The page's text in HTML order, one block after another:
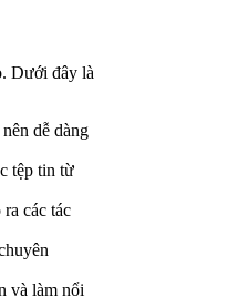
Dưới đây là
dễ dàng
tệp tin từ
các tác
và làm nổi